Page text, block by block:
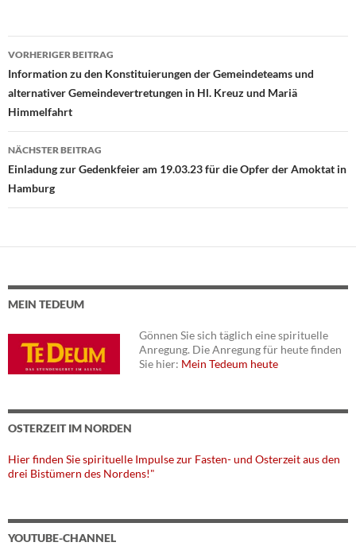
Beitragsnavigation
VORHERIGER BEITRAG
Information zu den Konstituierungen der Gemeindeteams und
alternativer Gemeindevertretungen in Hl. Kreuz und Mariä
Himmelfahrt
NÄCHSTER BEITRAG
Einladung zur Gedenkfeier am 19.03.23 für die Opfer der Amoktat in
Hamburg
MEIN TEDEUM
Gönnen Sie sich täglich eine spirituelle
Anregung. Die Anregung für heute finden
Sie hier: Mein Tedeum heute
OSTERZEIT IM NORDEN
Hier finden Sie spirituelle Impulse zur Fasten- und Osterzeit aus den
drei Bistümern des Nordens!"
YOUTUBE-CHANNEL